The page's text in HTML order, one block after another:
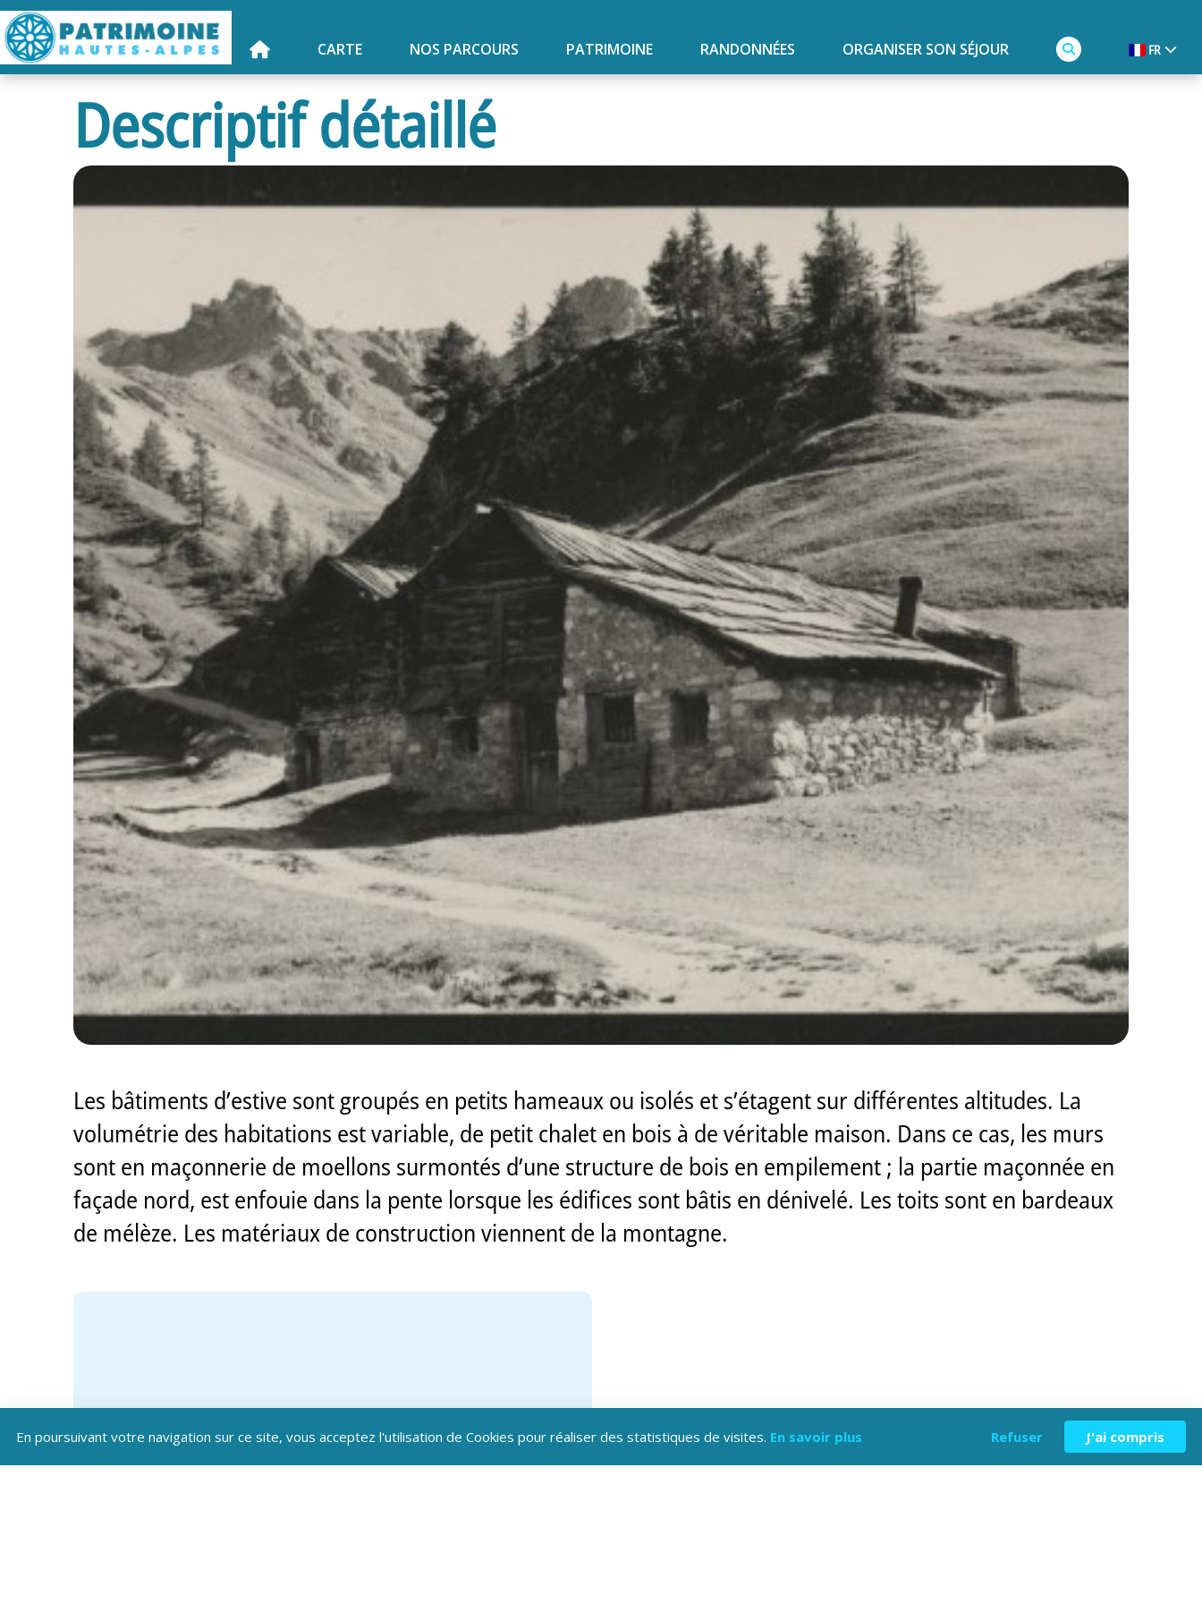
CARTE NOS PARCOURS PATRIMOINE RANDONNÉES ORGANISER SON SÉJOUR FR
Descriptif détaillé
Les bâtiments d’estive sont groupés en petits hameaux ou isolés et s’étagent sur différentes altitudes. La
volumétrie des habitations est variable, de petit chalet en bois à de véritable maison. Dans ce cas, les murs
sont en maçonnerie de moellons surmontés d’une structure de bois en empilement ; la partie maçonnée en
façade nord, est enfouie dans la pente lorsque les édifices sont bâtis en dénivelé. Les toits sont en bardeaux
de mélèze. Les matériaux de construction viennent de la montagne.
En poursuivant votre navigation sur ce site, vous acceptez l'utilisation de Cookies pour réaliser des statistiques de visites. En savoir plus Refuser J'ai compris